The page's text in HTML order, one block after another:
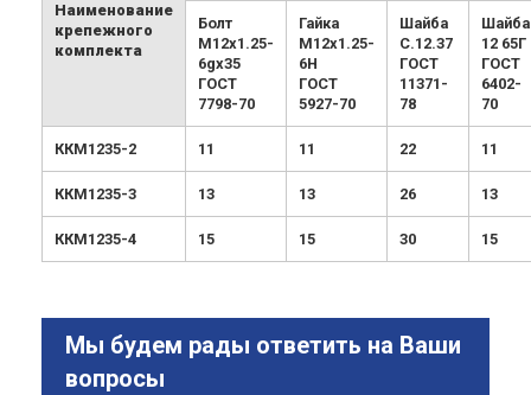
Наименование
крепежного
комплекта
Болт
М12х1.25-
6gx35
ГОСТ
7798-70
Гайка
М12х1.25-
6H
ГОСТ
5927-70
Шайба
С.12.37
ГОСТ
11371-
78
Шайба
12 65Г
ГОСТ
6402-
70
ККМ1235-2 11 11 22 11
ККМ1235-3 13 13 26 13
ККМ1235-4 15 15 30 15
Мы будем рады ответить на Ваши
вопросы